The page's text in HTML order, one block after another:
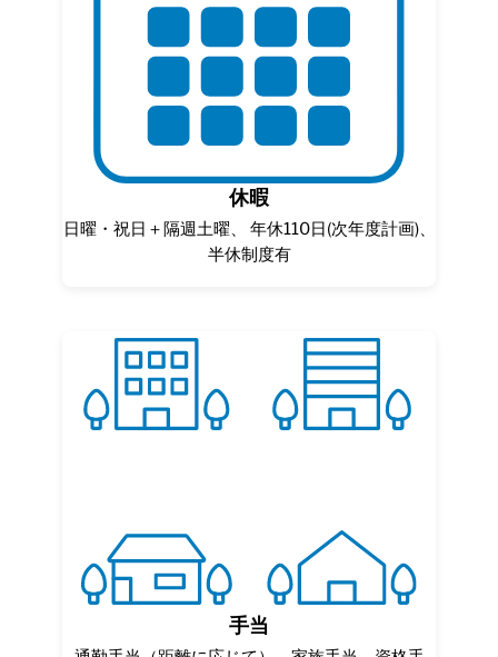
休暇
日曜・祝日＋隔週土曜、 年休110日(次年度計画)、
半休制度有
手当